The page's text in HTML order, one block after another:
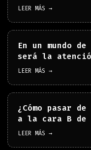
LEER MÁS →
En un mundo
será la
LEER MÁS →
¿Cómo pasar
a la cara B de
LEER MÁS →